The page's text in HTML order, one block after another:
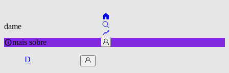
dame
mais sobre
D